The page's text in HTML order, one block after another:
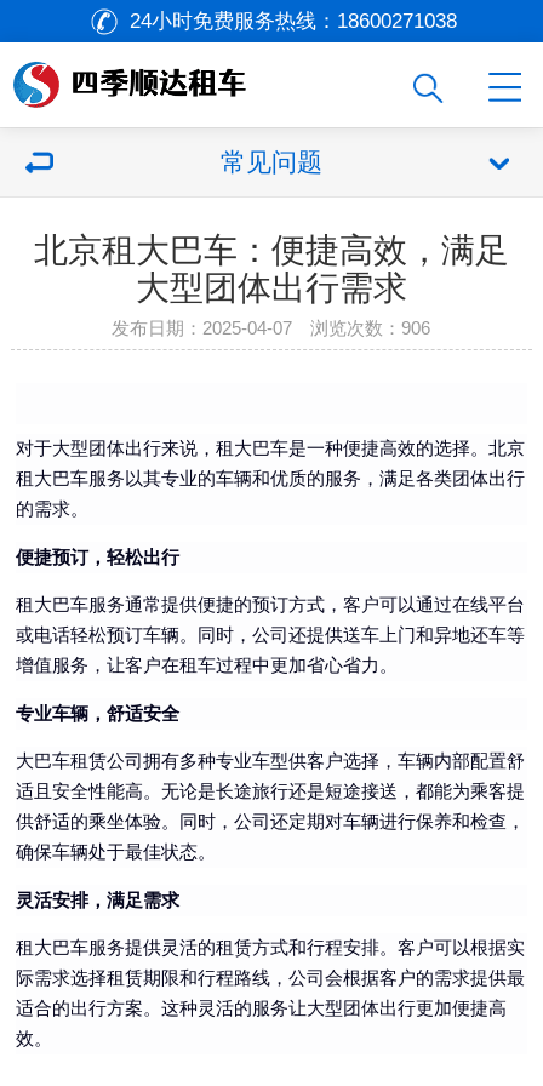
24小时免费服务热线： 18600271038
常见问题
北京租大巴车：便捷高效，满足
大型团体出行需求
发布日期：2025-04-07 浏览次数： 906
对于大型团体出行来说，租大巴车是一种便捷高效的选择。北京
租大巴车服务以其专业的车辆和优质的服务，满足各类团体出行
的需求。
便捷预订，轻松出行
租大巴车服务通常提供便捷的预订方式，客户可以通过在线平台
或电话轻松预订车辆。同时，公司还提供送车上门和异地还车等
增值服务，让客户在租车过程中更加省心省力。
专业车辆，舒适安全
大巴车租赁公司拥有多种专业车型供客户选择，车辆内部配置舒
适且安全性能高。无论是长途旅行还是短途接送，都能为乘客提
供舒适的乘坐体验。同时，公司还定期对车辆进行保养和检查，
确保车辆处于最佳状态。
灵活安排，满足需求
租大巴车服务提供灵活的租赁方式和行程安排。客户可以根据实
际需求选择租赁期限和行程路线，公司会根据客户的需求提供最
适合的出行方案。这种灵活的服务让大型团体出行更加便捷高
效。